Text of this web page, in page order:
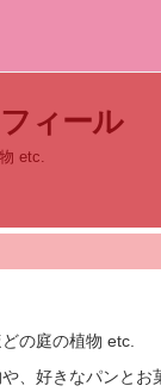
ィール
etc.
の庭の植物 etc.
、好きなパンと